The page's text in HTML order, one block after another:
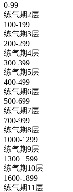
0-99
练气期2层
100-199
练气期3层
200-299
练气期4层
300-399
练气期5层
400-499
练气期6层
500-699
练气期7层
700-999
练气期8层
1000-1299
练气期9层
1300-1599
练气期10层
1600-1899
练气期11层